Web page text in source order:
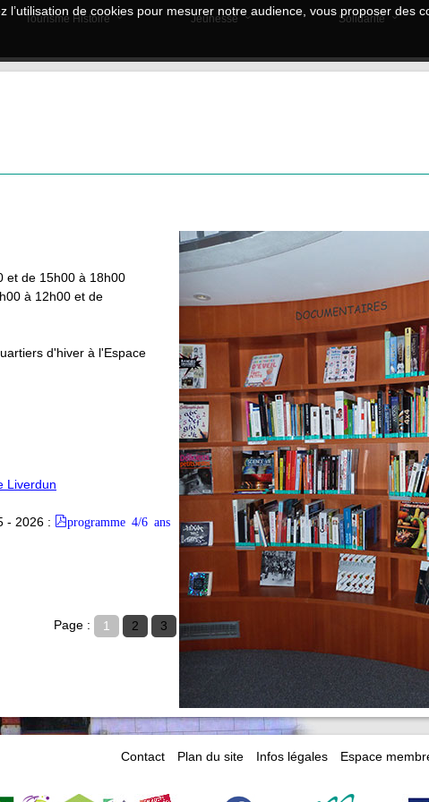
l’utilisation de cookies pour mesurer notre audience, vous proposer des
Tourisme Histoire Jeunesse Solidarité
et de 15h00 à 18h00
à 12h00 et de
d'hiver à l'Espace
Liverdun
- 2026 : programme 4/6 ans
Page : 1 2 3
Contact Plan du site Infos légales
Espace